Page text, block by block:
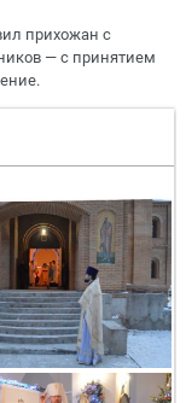
прихожан с
— с принятием